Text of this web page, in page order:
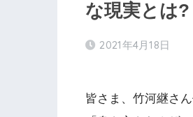
な現実とは?
2021年4月18日
皆さま、竹河継さん